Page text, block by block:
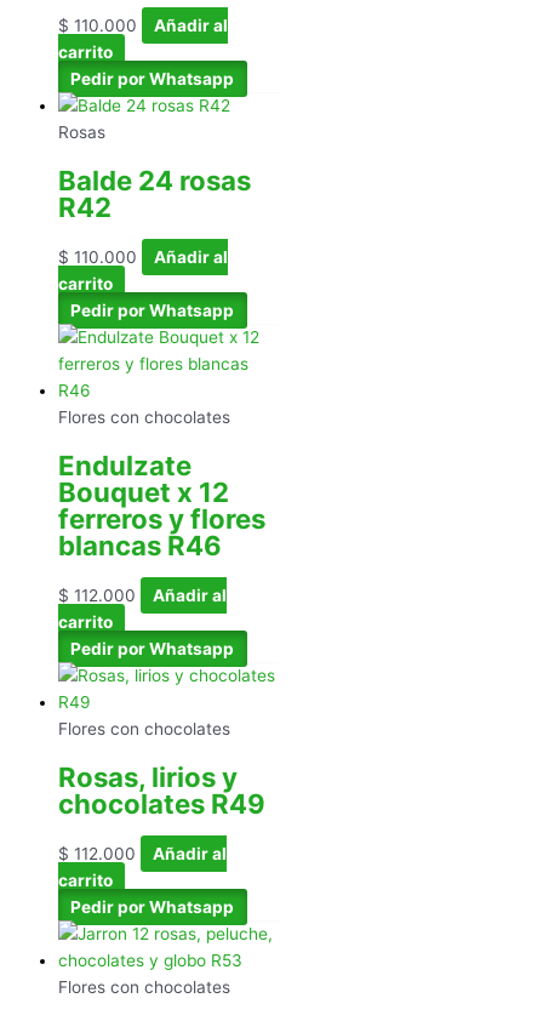
$ 110.000
Añadir al
carrito
Pedir por Whatsapp
Rosas
Balde 24 rosas
R42
$ 110.000
Añadir al
carrito
Pedir por Whatsapp
Flores con chocolates
Endulzate
Bouquet x 12
ferreros y flores
blancas R46
$ 112.000
Añadir al
carrito
Pedir por Whatsapp
Flores con chocolates
Rosas, lirios y
chocolates R49
$ 112.000
Añadir al
carrito
Pedir por Whatsapp
Flores con chocolates